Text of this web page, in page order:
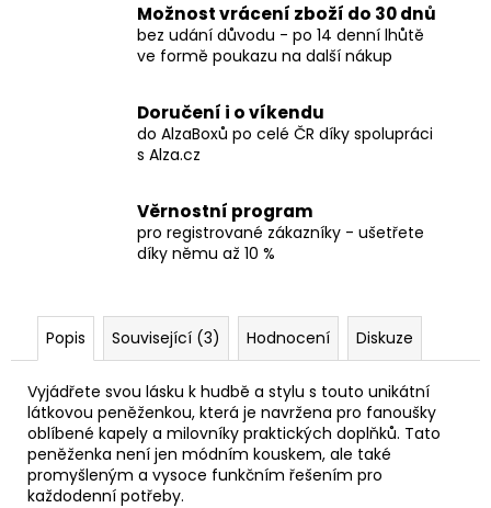
Možnost vrácení zboží do 30 dnů
bez udání důvodu - po 14 denní lhůtě
ve formě poukazu na další nákup
Doručení i o víkendu
do AlzaBoxů po celé ČR díky spolupráci
s Alza.cz
Věrnostní program
pro registrované zákazníky - ušetřete
díky němu až 10 %
Popis Související (3) Hodnocení Diskuze
Vyjádřete svou lásku k hudbě a stylu s touto unikátní
látkovou peněženkou, která je navržena pro fanoušky
oblíbené kapely a milovníky praktických doplňků. Tato
peněženka není jen módním kouskem, ale také
promyšleným a vysoce funkčním řešením pro
každodenní potřeby.